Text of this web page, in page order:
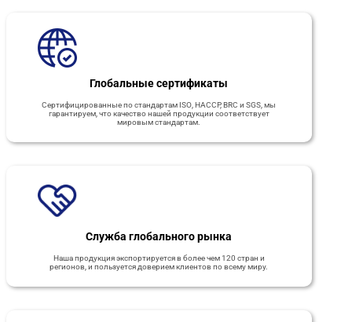
Глобальные сертификаты
Сертифицированные по стандартам ISO, HACCP, BRC и SGS, мы
гарантируем, что качество нашей продукции соответствует
мировым стандартам.
Служба глобального рынка
Наша продукция экспортируется в более чем 120 стран и
регионов, и пользуется доверием клиентов по всему миру.